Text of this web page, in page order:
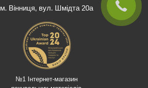
м. Вінниця, вул. Шмідта 20а
№1 Інтернет-магазин